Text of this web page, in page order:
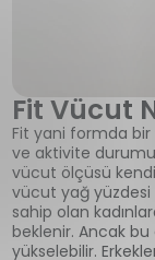
Fit Vücut
Fit yani formda
ve aktivite
vücut ölçüsü
vücut yağ yüzdesi
sahip olan
beklenir. Ancak bu
yükselebilir.